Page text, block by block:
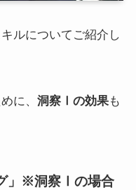
ルについてご紹介し
に、 洞察Ⅰの効果も
」※洞察Ⅰの場合